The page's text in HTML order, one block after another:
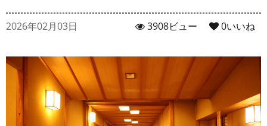
2026年02月03日 0いいね
3908ビュー